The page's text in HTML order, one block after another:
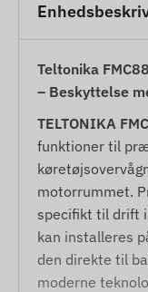
Teltonika
– Beskyttelse
TELTONIKA
funktioner til
motorrummet.
specifikt til drift
kan installeres
den direkte til
moderne